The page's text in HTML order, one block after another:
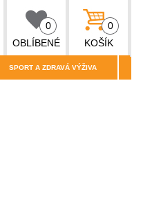
OBLÍBENÉ
0
KOŠÍK
0
SPORT A ZDRAVÁ VÝŽIVA